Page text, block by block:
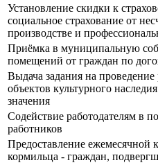
Установление скидки к
социальное страхование от
производстве и
Приёмка в муниципальную
помещений от граждан по
Выдача задания на
объектов культурного
значения
Содействие работодателям в
работников
Предоставление ежемесячной
кормильца - граждан,